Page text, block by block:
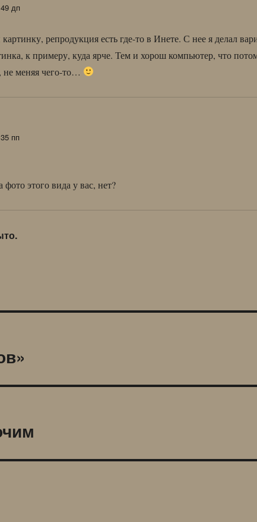
дп
репродукция есть где-то в Инете. С нее я делал
к примеру, куда ярче. Тем и хорош компьютер, что
не меняя чего-то…
пп
фото этого вида у вас, нет?